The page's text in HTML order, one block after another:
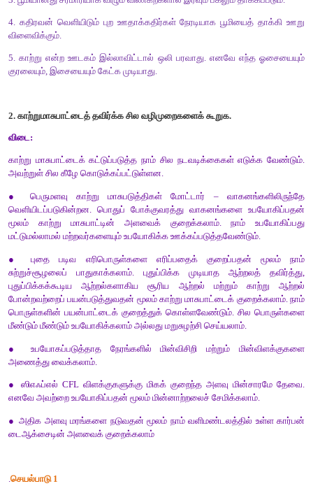
காற்றிலேயே பயணிக்கின்றன.
விளையாட்டுகள் :
பாராகிளைடிங் என்பது பொழுதுபோக்கு மற்றும் சாகசம்
போட்டி ஆகும். தொங்கு கிளைடிங் என்பதும் ஒரு வகை
விளையாட்டுகளான கட்டைகளைக் கொண்டு கடல்
பாராசூட்டுகளும் வெப்பக் காற்று பலூன்களும்
பாராசூட் மற்றும் வெப்பக் காற்று பலூன்கள் மேலிருந்து கீழே
புரிகின்றன. ஆபத்தான அவசர காலங்களில் மக்கள்
காற்றின் உதவியுடன் மெதுவாகவும் பாதுகாப்பாகவும் கீழே
காற்று ஆற்றல் :
வாயுக்கள் அழுத்தம் அதிகம் உள்ள இடத்திலிருந்து
இடத்திற்குச் செல்கின்றன. இந்த ஓட்டத்திற்கு காற்று
காற்றாலைகளின் உதவியுடன் மின்சாரம் தயாரிக்க காற்று
2. காற்றின்மூலம் பரவும் நோய்கள் மூன்றை விளக்குக.
காசநோய் (டிபி),வயிற்றுப்போக்கு மற்றும் குத்து
காசநோய் (டிபி) :